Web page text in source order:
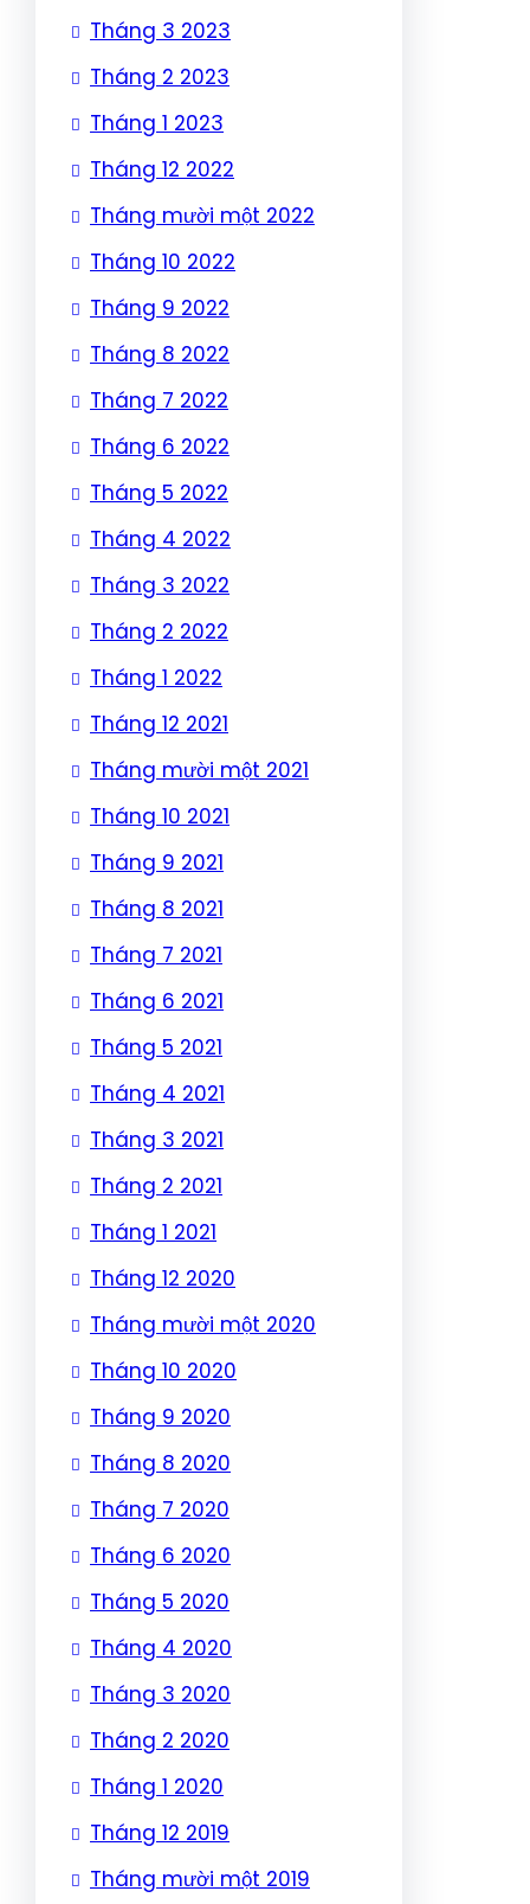
Tháng 3 2023
Tháng 2 2023
Tháng 1 2023
Tháng 12 2022
Tháng mười một 2022
Tháng 10 2022
Tháng 9 2022
Tháng 8 2022
Tháng 7 2022
Tháng 6 2022
Tháng 5 2022
Tháng 4 2022
Tháng 3 2022
Tháng 2 2022
Tháng 1 2022
Tháng 12 2021
Tháng mười một 2021
Tháng 10 2021
Tháng 9 2021
Tháng 8 2021
Tháng 7 2021
Tháng 6 2021
Tháng 5 2021
Tháng 4 2021
Tháng 3 2021
Tháng 2 2021
Tháng 1 2021
Tháng 12 2020
Tháng mười một 2020
Tháng 10 2020
Tháng 9 2020
Tháng 8 2020
Tháng 7 2020
Tháng 6 2020
Tháng 5 2020
Tháng 4 2020
Tháng 3 2020
Tháng 2 2020
Tháng 1 2020
Tháng 12 2019
Tháng mười một 2019